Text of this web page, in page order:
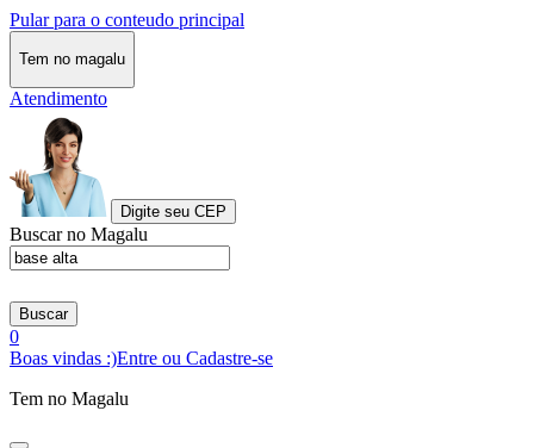
Pular para o conteudo principal
Tem no magalu
Atendimento
Digite seu CEP
Buscar no Magalu
Buscar
0
Boas vindas :)Entre ou Cadastre-se
Tem no Magalu